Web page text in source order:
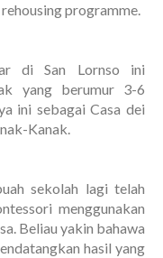
programme.
di San Lornso ini
yang berumur 3-6
ini sebagai Casa dei
Kanak.
sekolah lagi telah
menggunakan
Beliau yakin bahawa
hasil yang